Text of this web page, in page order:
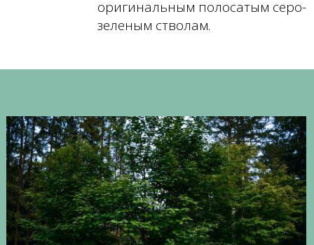
оригинальным полосатым серо-
зеленым стволам.